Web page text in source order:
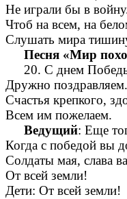
Не играли бы в
Чтоб на всем, на
Слушать мира
Песня «Мир
20. С днем
Дружно поздравляем.
Счастья крепкого,
Всем им пожелаем.
Ведущий: Еще
Когда с победой вы
Солдаты мая, слава
От всей земли!
Дети: От всей земли!